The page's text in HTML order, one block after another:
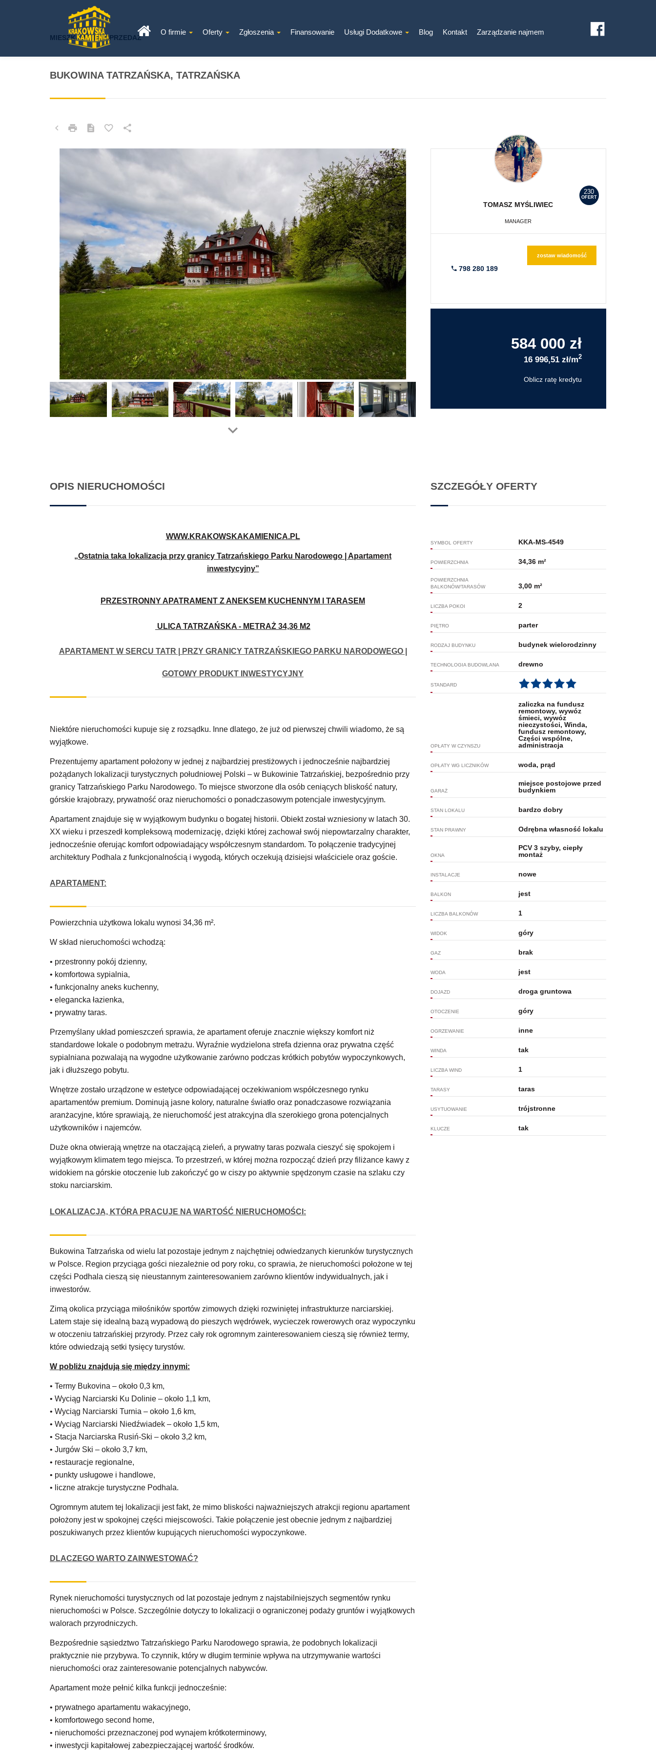
O firmie Oferty Zgłoszenia Finansowanie Usługi Dodatkowe Blog Kontakt Zarządzanie najmem
BUKOWINA TATRZAŃSKA, TATRZAŃSKA
MIESZKANIE NA SPRZEDAŻ
230
OFERT
TOMASZ MYŚLIWIEC
MANAGER
798 280 189
zostaw wiadomość
584 000 zł
16 996,51 zł/m2
Oblicz ratę kredytu
OPIS NIERUCHOMOŚCI
WWW.KRAKOWSKAKAMIENICA.PL
„Ostatnia taka lokalizacja przy granicy Tatrzańskiego Parku Narodowego | Apartament
inwestycyjny”
PRZESTRONNY APATRAMENT Z ANEKSEM KUCHENNYM I TARASEM
ULICA TATRZAŃSKA - METRAŻ 34,36 M2
APARTAMENT W SERCU TATR | PRZY GRANICY TATRZAŃSKIEGO PARKU NARODOWEGO |
GOTOWY PRODUKT INWESTYCYJNY
Niektóre nieruchomości kupuje się z rozsądku. Inne dlatego, że już od pierwszej chwili wiadomo, że są
wyjątkowe.
Prezentujemy apartament położony w jednej z najbardziej prestiżowych i jednocześnie najbardziej
pożądanych lokalizacji turystycznych południowej Polski – w Bukowinie Tatrzańskiej, bezpośrednio przy
granicy Tatrzańskiego Parku Narodowego. To miejsce stworzone dla osób ceniących bliskość natury,
górskie krajobrazy, prywatność oraz nieruchomości o ponadczasowym potencjale inwestycyjnym.
Apartament znajduje się w wyjątkowym budynku o bogatej historii. Obiekt został wzniesiony w latach 30.
XX wieku i przeszedł kompleksową modernizację, dzięki której zachował swój niepowtarzalny charakter,
jednocześnie oferując komfort odpowiadający współczesnym standardom. To połączenie tradycyjnej
architektury Podhala z funkcjonalnością i wygodą, których oczekują dzisiejsi właściciele oraz goście.
APARTAMENT:
Powierzchnia użytkowa lokalu wynosi 34,36 m².
W skład nieruchomości wchodzą:
• przestronny pokój dzienny,
• komfortowa sypialnia,
• funkcjonalny aneks kuchenny,
• elegancka łazienka,
• prywatny taras.
Przemyślany układ pomieszczeń sprawia, że apartament oferuje znacznie większy komfort niż
standardowe lokale o podobnym metrażu. Wyraźnie wydzielona strefa dzienna oraz prywatna część
sypialniana pozwalają na wygodne użytkowanie zarówno podczas krótkich pobytów wypoczynkowych,
jak i dłuższego pobytu.
Wnętrze zostało urządzone w estetyce odpowiadającej oczekiwaniom współczesnego rynku
apartamentów premium. Dominują jasne kolory, naturalne światło oraz ponadczasowe rozwiązania
aranżacyjne, które sprawiają, że nieruchomość jest atrakcyjna dla szerokiego grona potencjalnych
użytkowników i najemców.
Duże okna otwierają wnętrze na otaczającą zieleń, a prywatny taras pozwala cieszyć się spokojem i
wyjątkowym klimatem tego miejsca. To przestrzeń, w której można rozpocząć dzień przy filiżance kawy z
widokiem na górskie otoczenie lub zakończyć go w ciszy po aktywnie spędzonym czasie na szlaku czy
stoku narciarskim.
LOKALIZACJA, KTÓRA PRACUJE NA WARTOŚĆ NIERUCHOMOŚCI:
Bukowina Tatrzańska od wielu lat pozostaje jednym z najchętniej odwiedzanych kierunków turystycznych
w Polsce. Region przyciąga gości niezależnie od pory roku, co sprawia, że nieruchomości położone w tej
części Podhala cieszą się nieustannym zainteresowaniem zarówno klientów indywidualnych, jak i
inwestorów.
Zimą okolica przyciąga miłośników sportów zimowych dzięki rozwiniętej infrastrukturze narciarskiej.
Latem staje się idealną bazą wypadową do pieszych wędrówek, wycieczek rowerowych oraz wypoczynku
w otoczeniu tatrzańskiej przyrody. Przez cały rok ogromnym zainteresowaniem cieszą się również termy,
które odwiedzają setki tysięcy turystów.
W pobliżu znajdują się między innymi:
• Termy Bukovina – około 0,3 km,
• Wyciąg Narciarski Ku Dolinie – około 1,1 km,
• Wyciąg Narciarski Turnia – około 1,6 km,
• Wyciąg Narciarski Niedźwiadek – około 1,5 km,
• Stacja Narciarska Rusiń-Ski – około 3,2 km,
• Jurgów Ski – około 3,7 km,
• restauracje regionalne,
• punkty usługowe i handlowe,
• liczne atrakcje turystyczne Podhala.
Ogromnym atutem tej lokalizacji jest fakt, że mimo bliskości najważniejszych atrakcji regionu apartament
położony jest w spokojnej części miejscowości. Takie połączenie jest obecnie jednym z najbardziej
poszukiwanych przez klientów kupujących nieruchomości wypoczynkowe.
DLACZEGO WARTO ZAINWESTOWAĆ?
Rynek nieruchomości turystycznych od lat pozostaje jednym z najstabilniejszych segmentów rynku
nieruchomości w Polsce. Szczególnie dotyczy to lokalizacji o ograniczonej podaży gruntów i wyjątkowych
walorach przyrodniczych.
Bezpośrednie sąsiedztwo Tatrzańskiego Parku Narodowego sprawia, że podobnych lokalizacji
praktycznie nie przybywa. To czynnik, który w długim terminie wpływa na utrzymywanie wartości
nieruchomości oraz zainteresowanie potencjalnych nabywców.
Apartament może pełnić kilka funkcji jednocześnie:
• prywatnego apartamentu wakacyjnego,
• komfortowego second home,
• nieruchomości przeznaczonej pod wynajem krótkoterminowy,
• inwestycji kapitałowej zabezpieczającej wartość środków.
SZCZEGÓŁY OFERTY
SYMBOL OFERTY KKA-MS-4549
POWIERZCHNIA 34,36 m²
POWIERZCHNIA
BALKONÓW/TARASÓW
3,00 m²
LICZBA POKOI 2
PIĘTRO parter
RODZAJ BUDYNKU budynek wielorodzinny
TECHNOLOGIA BUDOWLANA drewno
STANDARD
OPŁATY W CZYNSZU
zaliczka na fundusz
remontowy, wywóz
śmieci, wywóz
nieczystości, Winda,
fundusz remontowy,
Części wspólne,
administracja
OPŁATY WG LICZNIKÓW woda, prąd
GARAŻ
miejsce postojowe przed
budynkiem
STAN LOKALU bardzo dobry
STAN PRAWNY Odrębna własność lokalu
OKNA
PCV 3 szyby, ciepły
montaż
INSTALACJE nowe
BALKON jest
LICZBA BALKONÓW 1
WIDOK góry
GAZ brak
WODA jest
DOJAZD droga gruntowa
OTOCZENIE góry
OGRZEWANIE inne
WINDA tak
LICZBA WIND 1
TARASY taras
USYTUOWANIE trójstronne
KLUCZE tak